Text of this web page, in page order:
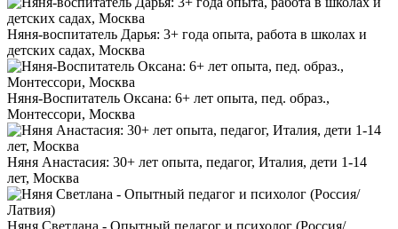
Няня-воспитатель Дарья: 3+ года опыта, работа в школах и
детских садах, Москва
Няня-Воспитатель Оксана: 6+ лет опыта, пед. образ.,
Монтессори, Москва
Няня Анастасия: 30+ лет опыта, педагог, Италия, дети 1-14
лет, Москва